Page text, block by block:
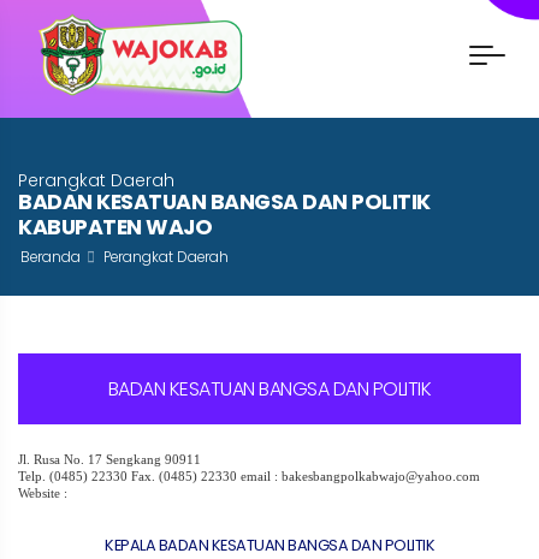
Perangkat Daerah
BADAN KESATUAN BANGSA DAN POLITIK
KABUPATEN WAJO
Beranda Perangkat Daerah
BADAN KESATUAN BANGSA DAN POLITIK
Jl. Rusa No. 17 Sengkang 90911
Telp. (0485) 22330 Fax. (0485) 22330 email : bakesbangpolkabwajo@yahoo.com
Website :
KEPALA BADAN KESATUAN BANGSA DAN POLITIK